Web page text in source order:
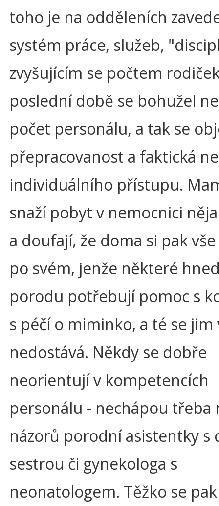
toho je na odděleních
systém práce, služeb,
zvyšujícím se počtem
poslední době se bohužel
počet personálu, a tak se
přepracovanost a faktická
individuálního přístupu.
snaží pobyt v nemocnici
a doufají, že doma si pak
po svém, jenže některé
porodu potřebují pomoc s
s péčí o miminko, a té se jim
nedostává. Někdy se dobře
neorientují v kompetencích
personálu - nechápou třeba
názorů porodní asistentky s
sestrou či gynekologa s
neonatologem. Těžko se